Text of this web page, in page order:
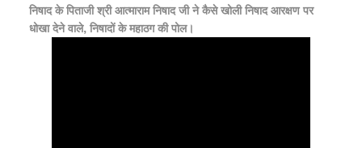
निषाद के पिताजी श्री आत्माराम निषाद जी ने कैसे खोली निषाद आरक्षण पर
धोखा देने वाले, निषादों के महाठग की पोल।